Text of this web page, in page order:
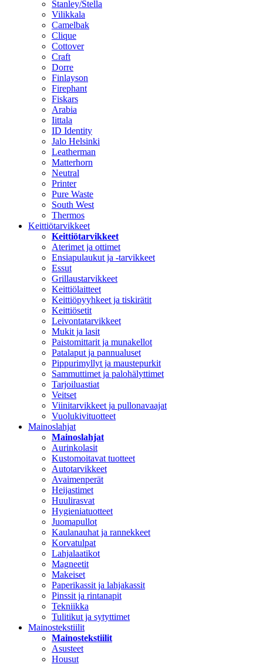
Stanley/Stella
Vilikkala
Camelbak
Clique
Cottover
Craft
Dorre
Finlayson
Firephant
Fiskars
Arabia
Iittala
ID Identity
Jalo Helsinki
Leatherman
Matterhorn
Neutral
Printer
Pure Waste
South West
Thermos
Keittiötarvikkeet
Keittiötarvikkeet
Aterimet ja ottimet
Ensiapulaukut ja -tarvikkeet
Essut
Grillaustarvikkeet
Keittiölaitteet
Keittiöpyyhkeet ja tiskirätit
Keittiösetit
Leivontatarvikkeet
Mukit ja lasit
Paistomittarit ja munakellot
Patalaput ja pannualuset
Pippurimyllyt ja maustepurkit
Sammuttimet ja palohälyttimet
Tarjoiluastiat
Veitset
Viinitarvikkeet ja pullonavaajat
Vuolukivituotteet
Mainoslahjat
Mainoslahjat
Aurinkolasit
Kustomoitavat tuotteet
Autotarvikkeet
Avaimenperät
Heijastimet
Huulirasvat
Hygieniatuotteet
Juomapullot
Kaulanauhat ja rannekkeet
Korvatulpat
Lahjalaatikot
Magneetit
Makeiset
Paperikassit ja lahjakassit
Pinssit ja rintanapit
Tekniikka
Tulitikut ja sytyttimet
Mainostekstiilit
Mainostekstiilit
Asusteet
Housut